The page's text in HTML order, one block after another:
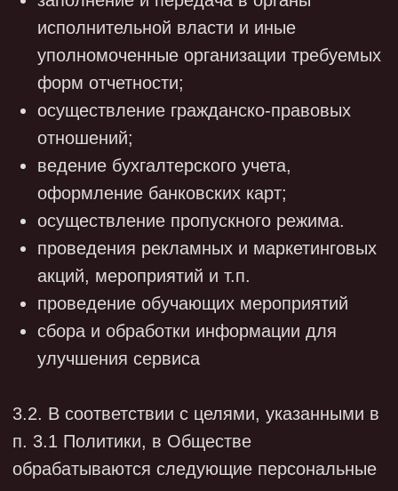
квалификации, профессиональной
подготовке и повышении квалификации;
семейное положение, наличие детей,
родственные связи;
сведения о трудовой деятельности, в том
числе наличие поощрений, награждений
данные о регистрации брака;
сведения о воинском учете;
сведения об удержании алиментов;
сведения о доходе с предыдущего места
работы;
счета;
биометрические персональные данные;
сведения о личном автомобиле.
предоставляемые работниками в
законодательства;
3.2.3. Члены семьи работников Общества: